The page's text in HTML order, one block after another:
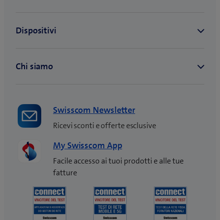
plus S
NATEL® entry basic
NATEL® infinity S
NATEL® infinity M
NATEL® infinity L
NATEL® infinity XL
NATEL® xtra infinity S
NATEL® xtra infinity M
NATEL® xtra infinity L
blue Kids 1.0 (Mobile +
Watch)
Swisscom Newsletter
Ricevi sconti e offerte esclusive
My Swisscom App
Facile accesso ai tuoi prodotti e alle tue
fatture